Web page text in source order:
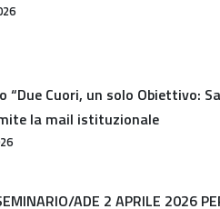
“Due Cuori, un solo Obiettivo:
la mail istituzionale
ADE 2 APRILE 2026